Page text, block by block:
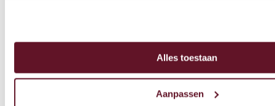
Alles toestaan
Aanpassen